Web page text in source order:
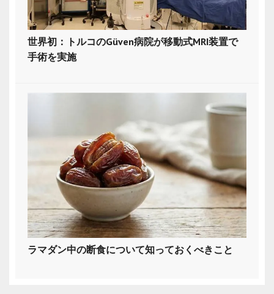
世界初：トルコのGüven病院が移動式MRI装置で
手術を実施
ラマダン中の断食について知っておくべきこと